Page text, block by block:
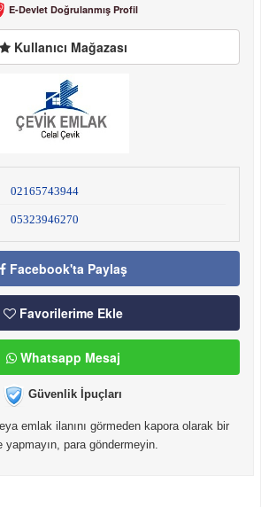
E-Devlet Doğrulanmış Profil
Kullanıcı Mağazası
02165743944
05323946270
Facebook'ta Paylaş
Favorilerime Ekle
Whatsapp Mesaj
Güvenlik İpuçları
emlak ilanını görmeden kapora olarak bir
yapmayın, para göndermeyin.